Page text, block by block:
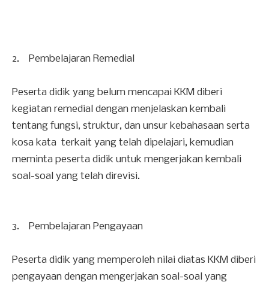
2. Pembelajaran Remedial
Peserta didik yang belum mencapai KKM diberi
kegiatan remedial dengan menjelaskan kembali
tentang fungsi, struktur, dan unsur kebahasaan serta
kosa kata terkait yang telah dipelajari, kemudian
meminta peserta didik untuk mengerjakan kembali
soal-soal yang telah direvisi.
3. Pembelajaran Pengayaan
Peserta didik yang memperoleh nilai diatas KKM diberi
pengayaan dengan mengerjakan soal-soal yang